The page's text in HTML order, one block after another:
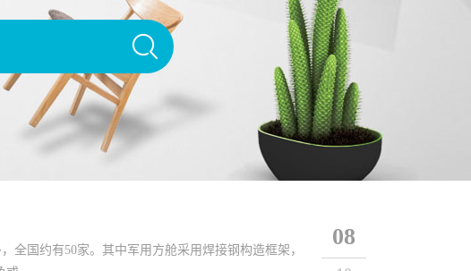
全国约有50家。其中军用方舱采用焊接钢构造框架，
08